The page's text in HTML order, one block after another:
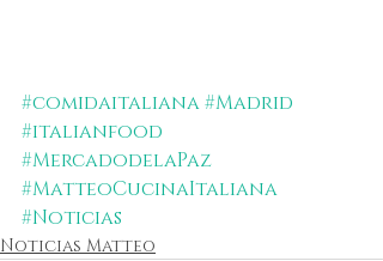
#comidaitaliana#Madrid
#italianfood
#MercadodelaPaz
#MatteoCucinaItaliana
#Noticias
Noticias Matteo